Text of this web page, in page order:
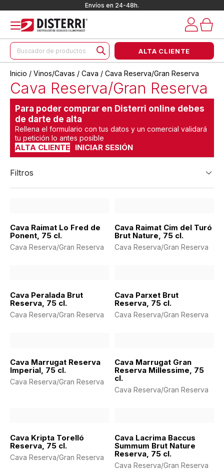
Envíos en 24-48h.
Búsqueda
de
productos
ALTA CLIENTE
Inicio / Vinos/Cavas / Cava / Cava Reserva/Gran Reserva
Cava Reserva/Gran Reserva
Para poder comprar en Disterri online debes
de darte de alta
Rellena el formulario con tus datos y un comercial validará
tu petición lo antes posible
ALTA CLIENTE INICIAR SESIÓN
Filtros
Cava Raimat Lo Fred de
Ponent, 75 cl.
Cava Reserva/Gran Reserva
Cava Raimat Cim del Turó
Brut Nature, 75 cl.
Cava Reserva/Gran Reserva
Cava Peralada Brut
Reserva, 75 cl.
Cava Reserva/Gran Reserva
Cava Parxet Brut
Reserva, 75 cl.
Cava Reserva/Gran Reserva
Cava Marrugat Reserva
Imperial, 75 cl.
Cava Reserva/Gran Reserva
Cava Marrugat Gran
Reserva Millessime, 75
cl.
Cava Reserva/Gran Reserva
Cava Kripta Torelló
Reserva, 75 cl.
Cava Reserva/Gran Reserva
Cava Lacrima Baccus
Summum Brut Nature
Reserva, 75 cl.
Cava Reserva/Gran Reserva